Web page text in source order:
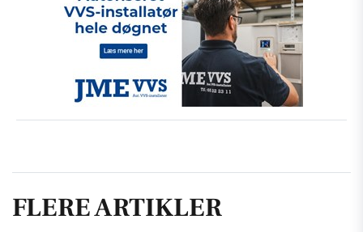
FLERE ARTIKLER